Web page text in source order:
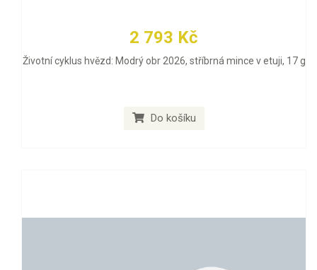
2 793 Kč
Životní cyklus hvězd: Modrý obr 2026, stříbrná mince v etuji, 17 g
Do košíku